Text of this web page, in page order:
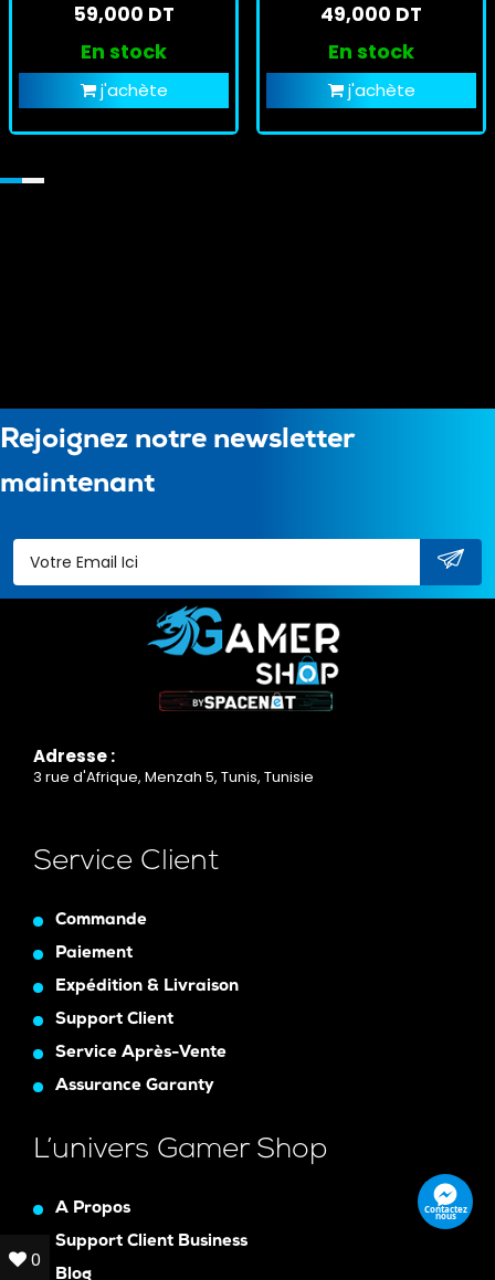
59,000 DT
En stock
j'achète
49,000 DT
En stock
j'achète
Rejoignez notre newsletter
maintenant
Adresse :
3 rue d'Afrique, Menzah 5, Tunis, Tunisie
Service Client
Commande
Paiement
Expédition & Livraison
Support Client
Service Après-Vente
Assurance Garanty
L’univers Gamer Shop
A Propos
Support Client Business
Blog
Contactez
nous
0
0